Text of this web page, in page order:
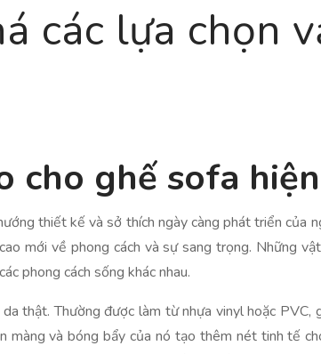
các lựa chọn
cho ghế sofa
thiết kế và sở thích ngày càng phát triển của
mới về phong cách và sự sang trọng. Những
phong cách sống khác nhau.
thật. Thường được làm từ nhựa vinyl hoặc PVC,
và bóng bẩy của nó tạo thêm nét tinh tế